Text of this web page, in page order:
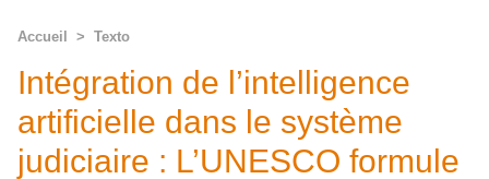
Accueil > Texto
Intégration de l’intelligence
artificielle dans le système
judiciaire : L’UNESCO formule